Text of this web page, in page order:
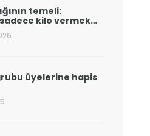
temeli:
kilo vermek…
üyelerine hapis